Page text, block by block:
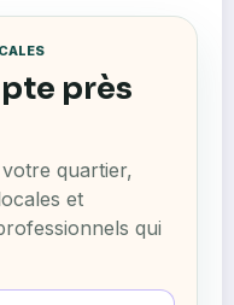
près
quartier,
et
qui